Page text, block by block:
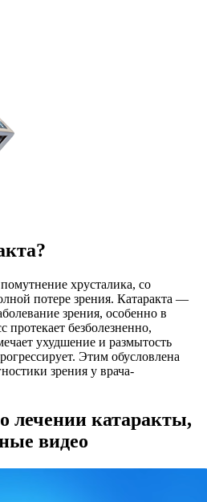
хрусталика, со
потере зрения. Катаракта —
зрения, особенно в
протекает безболезненно,
ухудшение и размытость
Этим обусловлена
зрения у врача-
лечении катаракты,
видео